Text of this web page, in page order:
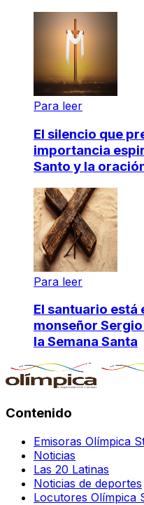
Para leer
El silencio que
importancia
Santo y la
Para leer
El santuario
monseñor
la Semana Santa
Contenido
Emisoras Olímpica
Noticias
Las 20 Latinas
Noticias de deportes
Locutores Olímpica